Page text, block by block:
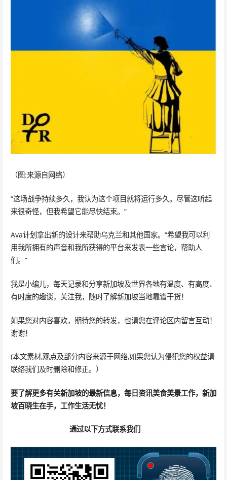
（图:来源自网络）
“这场战争持续多久，我认为这个项目就将运行多久。尽管这听起
来很奇怪，但我希望它能尽快结束。”
Ava计划拿出新的设计来帮助乌克兰和其他国家。“希望我可以利
用我所拥有的声音和我所获得的平台来发表一些言论，帮助人
们。”
我是小编儿，每天记录和分享新加坡及世界各地有温度、有高度、
有时度的趣谈，关注我，随时了解新加坡当地靠谱干货！
如果您对内容喜欢，期待您的转发，也请您在评论区内留言互动！
谢谢！
(本文素材,观点及部分内容来源于网络,如果您认为侵犯您的权益请
联络我们及时删除和修正。）
要了解更多有关新加坡的最新信息， 每日资讯美食美景工作，新加
坡百晓生在手，工作生活无忧！
通过以下方式联系我们